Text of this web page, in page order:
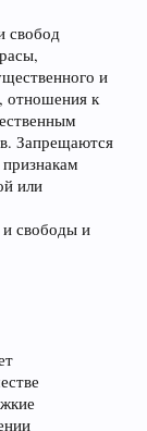
свобод
и
отношения к
Запрещаются
или
свободы и